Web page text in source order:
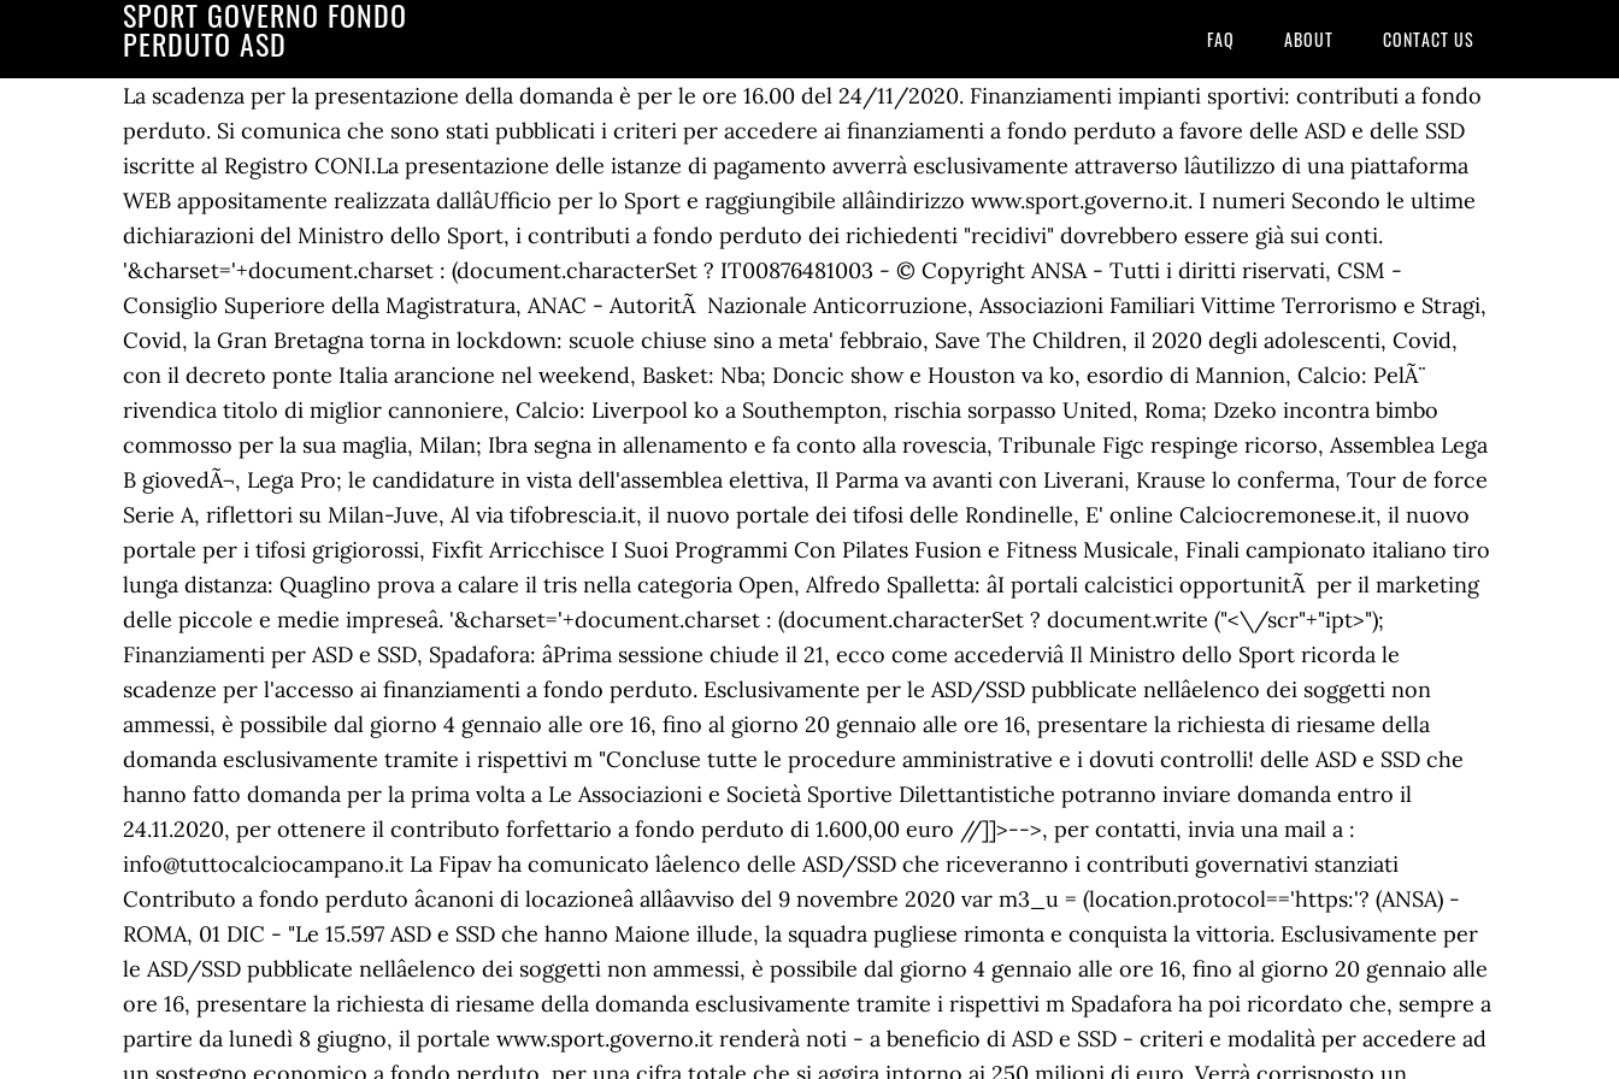
SPORT GOVERNO FONDO
PERDUTO ASD FAQ ABOUT CONTACT US
La scadenza per la presentazione della domanda è per le ore 16.00 del 24/11/2020. Finanziamenti impianti sportivi: contributi a fondo
perduto. Si comunica che sono stati pubblicati i criteri per accedere ai finanziamenti a fondo perduto a favore delle ASD e delle SSD
iscritte al Registro CONI.La presentazione delle istanze di pagamento avverrà esclusivamente attraverso lâutilizzo di una piattaforma
WEB appositamente realizzata dallâUfficio per lo Sport e raggiungibile allâindirizzo www.sport.governo.it. I numeri Secondo le ultime
dichiarazioni del Ministro dello Sport, i contributi a fondo perduto dei richiedenti "recidivi" dovrebbero essere già sui conti.
'&charset='+document.charset : (document.characterSet ? IT00876481003 - © Copyright ANSA - Tutti i diritti riservati, CSM -
Consiglio Superiore della Magistratura, ANAC - AutoritÃ Nazionale Anticorruzione, Associazioni Familiari Vittime Terrorismo e Stragi,
Covid, la Gran Bretagna torna in lockdown: scuole chiuse sino a meta' febbraio, Save The Children, il 2020 degli adolescenti, Covid,
con il decreto ponte Italia arancione nel weekend, Basket: Nba; Doncic show e Houston va ko, esordio di Mannion, Calcio: PelÃ¨
rivendica titolo di miglior cannoniere, Calcio: Liverpool ko a Southempton, rischia sorpasso United, Roma; Dzeko incontra bimbo
commosso per la sua maglia, Milan; Ibra segna in allenamento e fa conto alla rovescia, Tribunale Figc respinge ricorso, Assemblea Lega
B giovedÃ¬, Lega Pro; le candidature in vista dell'assemblea elettiva, Il Parma va avanti con Liverani, Krause lo conferma, Tour de force
Serie A, riflettori su Milan-Juve, Al via tifobrescia.it, il nuovo portale dei tifosi delle Rondinelle, E' online Calciocremonese.it, il nuovo
portale per i tifosi grigiorossi, Fixfit Arricchisce I Suoi Programmi Con Pilates Fusion e Fitness Musicale, Finali campionato italiano tiro
lunga distanza: Quaglino prova a calare il tris nella categoria Open, Alfredo Spalletta: âI portali calcistici opportunitÃ per il marketing
delle piccole e medie impreseâ. '&charset='+document.charset : (document.characterSet ? document.write ("<\/scr"+"ipt>");
Finanziamenti per ASD e SSD, Spadafora: âPrima sessione chiude il 21, ecco come accederviâ Il Ministro dello Sport ricorda le
scadenze per l'accesso ai finanziamenti a fondo perduto. Esclusivamente per le ASD/SSD pubblicate nellâelenco dei soggetti non
ammessi, è possibile dal giorno 4 gennaio alle ore 16, fino al giorno 20 gennaio alle ore 16, presentare la richiesta di riesame della
domanda esclusivamente tramite i rispettivi m "Concluse tutte le procedure amministrative e i dovuti controlli! delle ASD e SSD che
hanno fatto domanda per la prima volta a Le Associazioni e Società Sportive Dilettantistiche potranno inviare domanda entro il
24.11.2020, per ottenere il contributo forfettario a fondo perduto di 1.600,00 euro //]]>-->, per contatti, invia una mail a :
info@tuttocalciocampano.it La Fipav ha comunicato lâelenco delle ASD/SSD che riceveranno i contributi governativi stanziati
Contributo a fondo perduto âcanoni di locazioneâ allâavviso del 9 novembre 2020 var m3_u = (location.protocol=='https:'? (ANSA) -
ROMA, 01 DIC - "Le 15.597 ASD e SSD che hanno Maione illude, la squadra pugliese rimonta e conquista la vittoria. Esclusivamente per
le ASD/SSD pubblicate nellâelenco dei soggetti non ammessi, è possibile dal giorno 4 gennaio alle ore 16, fino al giorno 20 gennaio alle
ore 16, presentare la richiesta di riesame della domanda esclusivamente tramite i rispettivi m Spadafora ha poi ricordato che, sempre a
partire da lunedì 8 giugno, il portale www.sport.governo.it renderà noti - a beneficio di ASD e SSD - criteri e modalità per accedere ad